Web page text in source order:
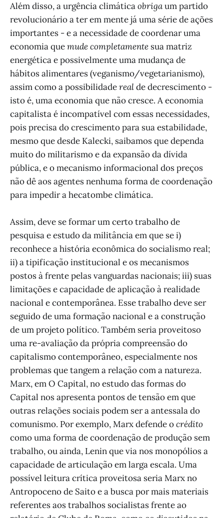
Além disso, a urgência climáticaobrigaum partido
revolucionário a ter em mente já uma série de ações
importantes - e a necessidade de coordenar uma
economia quemude completamente sua matriz
energética e possivelmente uma mudança de
hábitos alimentares (veganismo/vegetarianismo),
assim como a possibilidaderealde decrescimento -
isto é, uma economia que não cresce. A economia
capitalista é incompatível com essas necessidades,
pois precisa do crescimento para sua estabilidade,
mesmo que desde Kalecki, saibamos que dependa
muito do militarismo e da expansão da dívida
pública, e o mecanismo informacional dos preços
não dê aos agentes nenhuma forma de coordenação
para impedir a hecatombe climática.
Assim, deve se formar um certo trabalho de
pesquisa e estudo da militância em que se i)
reconhece a história econômica do socialismo real;
ii) a tipificação institucional e os mecanismos
postos à frente pelas vanguardas nacionais; iii) suas
limitações e capacidade de aplicação à realidade
nacional e contemporânea. Esse trabalho deve ser
seguido de uma formação nacional e a construção
de um projeto político. Também seria proveitoso
uma re-avaliação da própria compreensão do
capitalismo contemporâneo, especialmente nos
problemas que tangem a relação com a natureza.
Marx, em O Capital, no estudo das formas do
Capital nos apresenta pontos de tensão em que
outras relações sociais podem ser a antessala do
comunismo. Por exemplo, Marx defende ocrédito
como uma forma de coordenação de produção sem
trabalho, ou ainda, Lenin que via nos monopólios a
capacidade de articulação em larga escala. Uma
possível leitura crítica proveitosa seria Marx no
Antropoceno de Saito e a busca por mais materiais
referentes aos trabalhos socialistas frente ao